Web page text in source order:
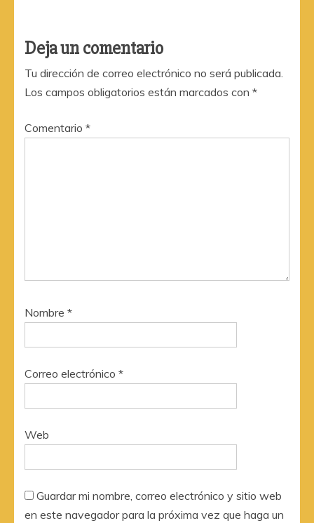
Deja un comentario
Tu dirección de correo electrónico no será publicada.
Los campos obligatorios están marcados con *
Comentario *
Nombre *
Correo electrónico *
Web
Guardar mi nombre, correo electrónico y sitio web
en este navegador para la próxima vez que haga un